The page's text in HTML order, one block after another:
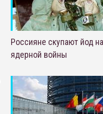
Россияне скупают йод
ядерной войны